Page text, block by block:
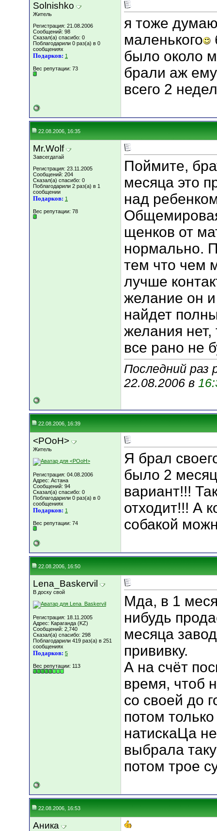
Solnishko
Житель
Регистрация: 21.08.2006
Сообщений: 98
Сказал(а) спасибо: 0
Поблагодарили 0 раз(а) в 0
сообщениях
Подарков: 1
Вес репутации: 73
я тоже
маленького
было около
брали аж
всего 2
22.08.2006, 16:35
Mr.Wolf
Завсегдатай
Регистрация: 23.11.2005
Сообщений: 204
Сказал(а) спасибо: 0
Поблагодарили 2 раз(а) в 1
сообщении
Подарков: 1
Вес репутации: 78
Поймите,
месяца это
над
щенков от
нормально.
тем что чем
лучше
желание он
найдет
желания нет,
все рано не
Последний раз
22.08.2006 в
22.08.2006, 16:39
<POoH>
Житель
Регистрация: 04.08.2006
Адрес: Астана
Сообщений: 94
Сказал(а) спасибо: 0
Поблагодарили 0 раз(а) в 0
сообщениях
Подарков: 1
Вес репутации: 74
Я брал
было 2
вариант!!!
отходит!!! А
собакой
22.08.2006, 16:50
Lena_Baskervil
В доску свой
Регистрация: 18.11.2005
Адрес: Караганда (KZ)
Сообщений: 2,740
Сказал(а) спасибо: 298
Поблагодарили 419 раз(а) в 251
сообщениях
Подарков: 5
Вес репутации: 113
Мда, в 1
нибудь
месяца
прививку.
А на счёт
время, чтоб
со своей до
потом
натискаЦа
выбрала
потом трое
22.08.2006, 16:53
Аника